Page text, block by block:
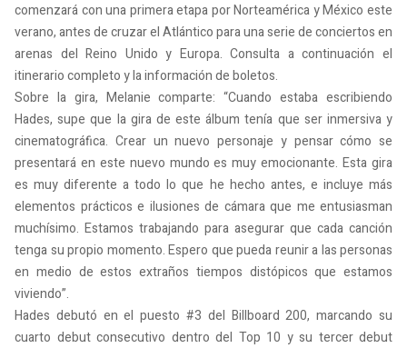
comenzará con una primera etapa por Norteamérica y México este
verano, antes de cruzar el Atlántico para una serie de conciertos en
arenas del Reino Unido y Europa. Consulta a continuación el
itinerario completo y la información de boletos.
Sobre la gira, Melanie comparte: “Cuando estaba escribiendo
Hades, supe que la gira de este álbum tenía que ser inmersiva y
cinematográfica. Crear un nuevo personaje y pensar cómo se
presentará en este nuevo mundo es muy emocionante. Esta gira
es muy diferente a todo lo que he hecho antes, e incluye más
elementos prácticos e ilusiones de cámara que me entusiasman
muchísimo. Estamos trabajando para asegurar que cada canción
tenga su propio momento. Espero que pueda reunir a las personas
en medio de estos extraños tiempos distópicos que estamos
viviendo”.
Hades debutó en el puesto #3 del Billboard 200, marcando su
cuarto debut consecutivo dentro del Top 10 y su tercer debut